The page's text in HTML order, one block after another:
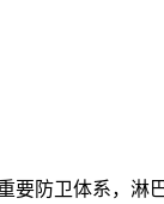
防卫体系，淋